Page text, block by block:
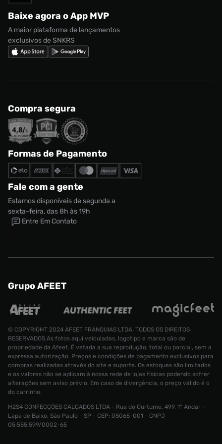
Tênis Nike Air Force 1´07 High Masculino
Nike Shox
Regulamento CRM/ CASHBACK
Regulamento Cupom
Baixe agora o App MVP
A maior plataforma de lançamentos
exclusivos de SNKRS
Compra segura
Formas de Pagamento
Fale com a gente
Estamos disponíveis de segunda a
sexta-feira, das 8h às 19h
Entre Em Contato
Grupo AFEET
© COPYRIGHT 2024 AFEET FRANQUIAS LTDA. TODOS OS DIREITOS
RESERVADOS.As fotos aqui veiculadas, logotipo e marca são de
propriedade da Afeet. É vetada a sua reprodução, total ou parcial, sem a
expressa autorização. Preços e condições de pagamento exclusivos para
compras realizadas através do site e suporte. Os estoques são limitados
e os valores não se aplicam à nossa rede de lojas físicas podendo sofrer
alterações sem aviso prévio. Em caso de divergência, o preço válido é o
do carrinho.
H2S4 CONFECÇÕES CALÇADOS LTDA - Rua do Curtume, 499, 1° Andar -
Lapa de Baixo, São Paulo - SP - CEP: 05065-001 - CNPJ
05.555.599/0002-65